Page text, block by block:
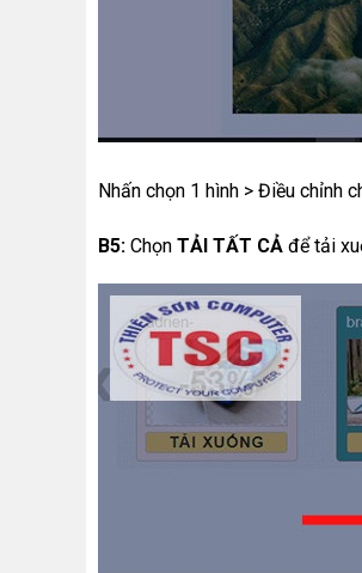
Nhấn chọn 1 hình > Điều chỉnh
B5: Chọn TẢI TẤT CẢ để tải